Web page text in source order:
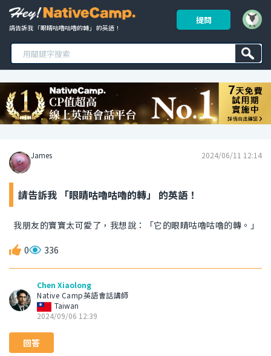
請告訴我 「眼睛咕嚕咕嚕的轉」 的英語！
提問
James 2024/06/11 12:14
請告訴我 「眼睛咕嚕咕嚕的轉」 的英語！
我朋友的寶寶太可愛了，我想說：「它的眼睛咕嚕咕嚕的轉。」
0 336
Chen Xiaolong
Native Camp英語會話講師
Taiwan
2024/09/06 12:39
回答